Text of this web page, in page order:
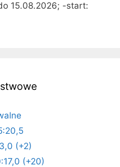
15.08.2026; -start:
(+2)
(+20)